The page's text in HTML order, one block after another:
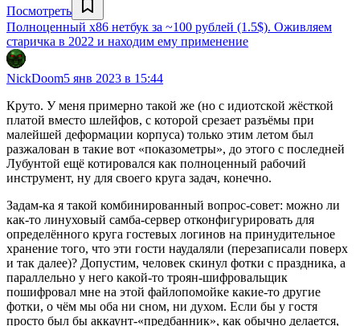
Посмотреть
Полноценный x86 нетбук за ~100 рублей (1.5$). Оживляем
старичка в 2022 и находим ему применение
NickDoom5 янв 2023 в 15:44
Круто. У меня примерно такой же (но с идиотской жёсткой
платой вместо шлейфов, с которой срезает разъёмы при
малейшей деформации корпуса) только этим летом был
разжалован в такие вот «показометры», до этого с последней
Лубунтой ещё котировался как полноценный рабочий
инструмент, ну для своего круга задач, конечно.
Задам-ка я такой комбинированный вопрос-совет: можно ли
как-то линуховый самба-сервер отконфигурировать для
определённого круга гостевых логинов на принудительное
хранение того, что эти гости наудаляли (перезаписали поверх
и так далее)? Допустим, человек скинул фотки с праздника, а
параллельно у него какой-то троян-шифровальщик
пошифровал мне на этой файлопомойке какие-то другие
фотки, о чём мы оба ни сном, ни духом. Если бы у гостя
просто был бы аккаунт-«предбанник», как обычно делается,